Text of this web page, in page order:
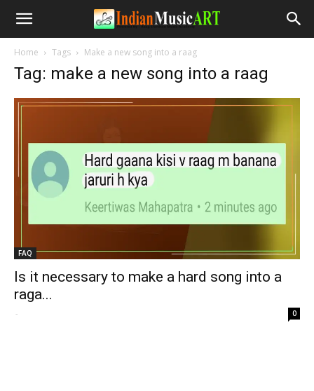
Home Tags Make a new song into a raag
Tag: make a new song into a raag
FAQ
Is it necessary to make a hard song into a
raga...
- 0